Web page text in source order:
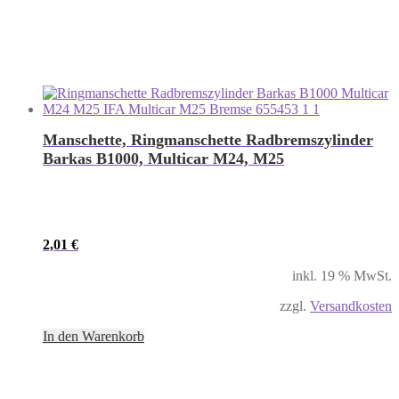
Manschette, Ringmanschette Radbremszylinder
Barkas B1000, Multicar M24, M25
2,01 €
inkl. 19 % MwSt.
zzgl. Versandkosten
In den Warenkorb